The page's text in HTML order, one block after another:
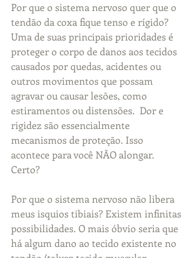
Por que o sistema nervoso quer que o
tendão da coxa fique tenso e rígido?
Uma de suas principais prioridades é
proteger o corpo de danos aos tecidos
causados ​​por quedas, acidentes ou
outros movimentos que possam
agravar ou causar lesões, como
estiramentos ou distensões.  Dor e
rigidez são essencialmente
mecanismos de proteção. Isso
acontece para você NÃO alongar.
Certo?
Por que o sistema nervoso não libera
meus isquios tibiais? Existem infinitas
possibilidades. O mais óbvio seria que
há algum dano ao tecido existente no